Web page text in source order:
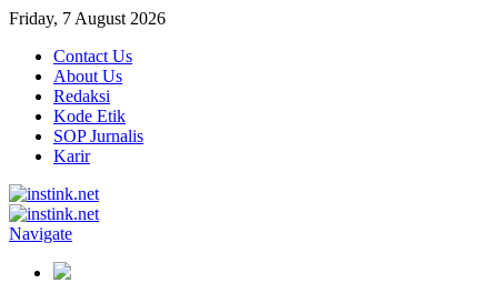
Friday, 7 August 2026
Contact Us
About Us
Redaksi
Kode Etik
SOP Jurnalis
Karir
Navigate